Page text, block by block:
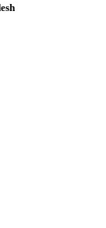
তাগিদ
মানছে না অধিকাংশ